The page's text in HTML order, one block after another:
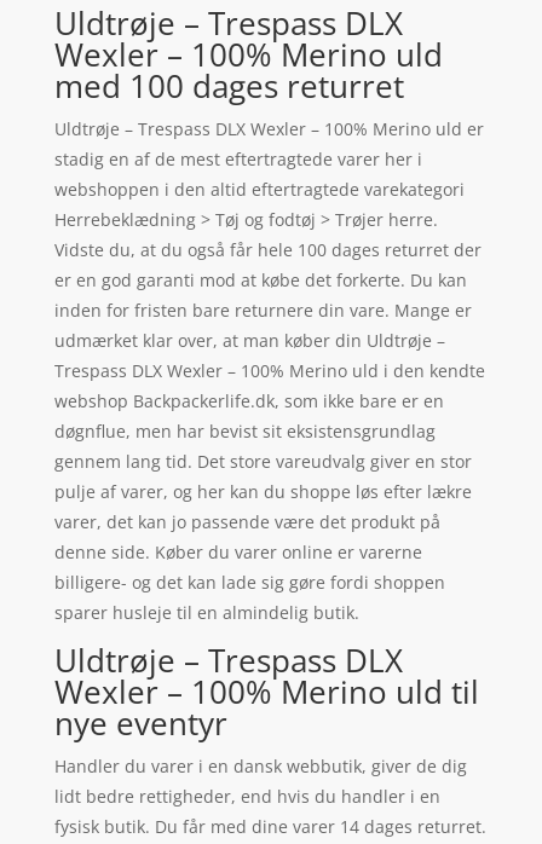
Uldtrøje – Trespass DLX
Wexler – 100% Merino uld
med 100 dages returret
Uldtrøje – Trespass DLX Wexler – 100% Merino uld er
stadig en af de mest eftertragtede varer her i
webshoppen i den altid eftertragtede varekategori
Herrebeklædning > Tøj og fodtøj > Trøjer herre.
Vidste du, at du også får hele 100 dages returret der
er en god garanti mod at købe det forkerte. Du kan
inden for fristen bare returnere din vare. Mange er
udmærket klar over, at man køber din Uldtrøje –
Trespass DLX Wexler – 100% Merino uld i den kendte
webshop Backpackerlife.dk, som ikke bare er en
døgnflue, men har bevist sit eksistensgrundlag
gennem lang tid. Det store vareudvalg giver en stor
pulje af varer, og her kan du shoppe løs efter lækre
varer, det kan jo passende være det produkt på
denne side. Køber du varer online er varerne
billigere- og det kan lade sig gøre fordi shoppen
sparer husleje til en almindelig butik.
Uldtrøje – Trespass DLX
Wexler – 100% Merino uld til
nye eventyr
Handler du varer i en dansk webbutik, giver de dig
lidt bedre rettigheder, end hvis du handler i en
fysisk butik. Du får med dine varer 14 dages returret.